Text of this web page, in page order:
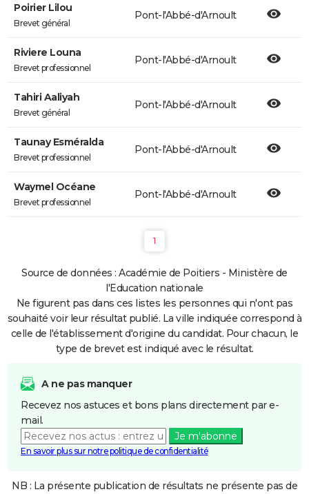
Poirier Lilou
Brevet général
Pont-l'Abbé-d'Arnoult
Riviere Louna
Brevet professionnel
Pont-l'Abbé-d'Arnoult
Tahiri Aaliyah
Brevet général
Pont-l'Abbé-d'Arnoult
Taunay Esméralda
Brevet professionnel
Pont-l'Abbé-d'Arnoult
Waymel Océane
Brevet professionnel
Pont-l'Abbé-d'Arnoult
1
Source de données : Académie de Poitiers - Ministère de
l'Education nationale
Ne figurent pas dans ces listes les personnes qui n'ont pas
souhaité voir leur résultat publié. La ville indiquée correspond à
celle de l'établissement d'origine du candidat. Pour chacun, le
type de brevet est indiqué avec le résultat.
A ne pas manquer
Recevez nos astuces et bons plans directement par e-
mail.
Je m'abonne
En savoir plus sur notre politique de confidentialité
NB : La présente publication de résultats ne présente pas de